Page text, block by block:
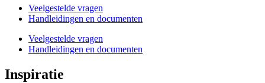
Veelgestelde vragen
Handleidingen en documenten
Veelgestelde vragen
Handleidingen en documenten
Inspiratie